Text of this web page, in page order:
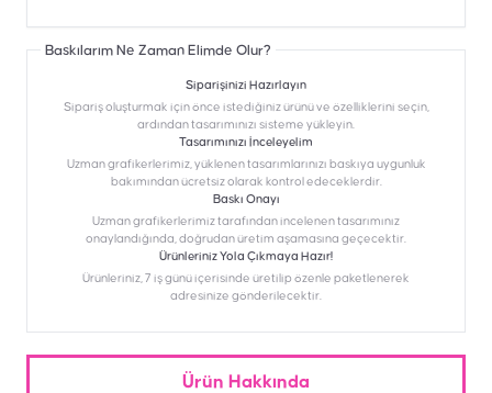
Baskılarım Ne Zaman Elimde Olur?
Siparişinizi Hazırlayın
Sipariş oluşturmak için önce istediğiniz ürünü ve özelliklerini seçin,
ardından tasarımınızı sisteme yükleyin.
Tasarımınızı İnceleyelim
Uzman grafikerlerimiz, yüklenen tasarımlarınızı baskıya uygunluk
bakımından ücretsiz olarak kontrol edeceklerdir.
Baskı Onayı
Uzman grafikerlerimiz tarafından incelenen tasarımınız
onaylandığında, doğrudan üretim aşamasına geçecektir.
Ürünleriniz Yola Çıkmaya Hazır!
Ürünleriniz, 7 iş günü içerisinde üretilip özenle paketlenerek
adresinize gönderilecektir.
Ürün Hakkında